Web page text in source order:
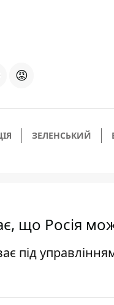
😡
ЗЕЛЕНСЬКИЙ
що Росія
під